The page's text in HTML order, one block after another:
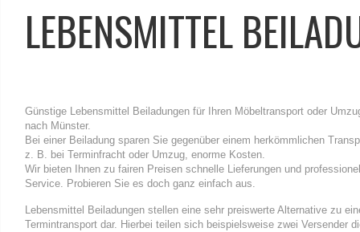
LEBENSMITTEL
Günstige Lebensmittel Beiladungen für Ihren Möbeltransport oder
nach Münster.
Bei einer Beiladung sparen Sie gegenüber einem herkömmlichen
z. B. bei Terminfracht oder Umzug, enorme Kosten.
Wir bieten Ihnen zu fairen Preisen schnelle Lieferungen und
Service. Probieren Sie es doch ganz einfach aus.
Lebensmittel Beiladungen stellen eine sehr preiswerte Alternative zu
Termintransport dar. Hierbei teilen sich beispielsweise zwei Versender